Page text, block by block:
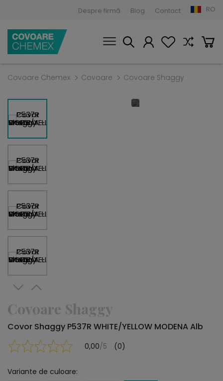
Despre firmă Blog Contact RO
Covoare Chemex Covoare Covoare Shaggy
Covoare Shaggy
Covor Shaggy P537R WHITE/YELLOW MODENA Alb
0,00/5 (0)
Variante de culoare: